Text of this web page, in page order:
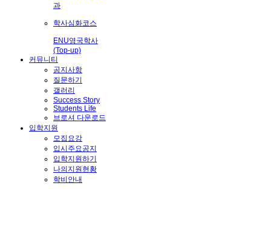
과
학사심화코스
ENU영국학사
(Top-up)
커뮤니티
공지사항
질문하기
갤러리
Success Story
Students Life
브로셔 다운로드
입학지원
모집요강
입시주요공지
입학지원하기
나의지원현황
학비안내